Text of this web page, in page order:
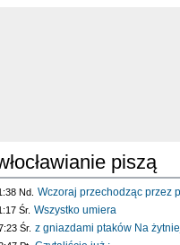
piszą
Nd. Wczoraj przechodząc przez
Śr. Wszystko umiera
Śr. z gniazdami ptaków Na